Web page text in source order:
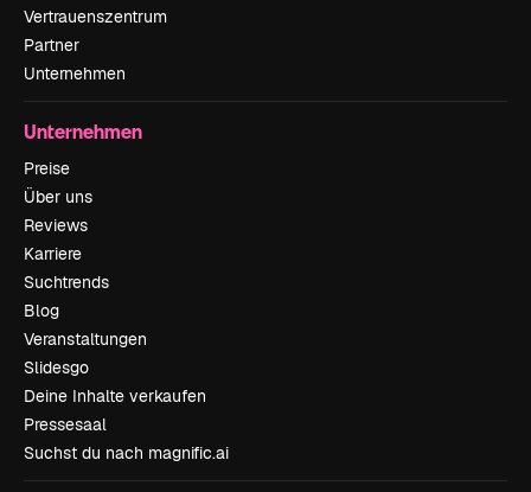
Vertrauenszentrum
Partner
Unternehmen
Unternehmen
Preise
Über uns
Reviews
Karriere
Suchtrends
Blog
Veranstaltungen
Slidesgo
Deine Inhalte verkaufen
Pressesaal
Suchst du nach magnific.ai